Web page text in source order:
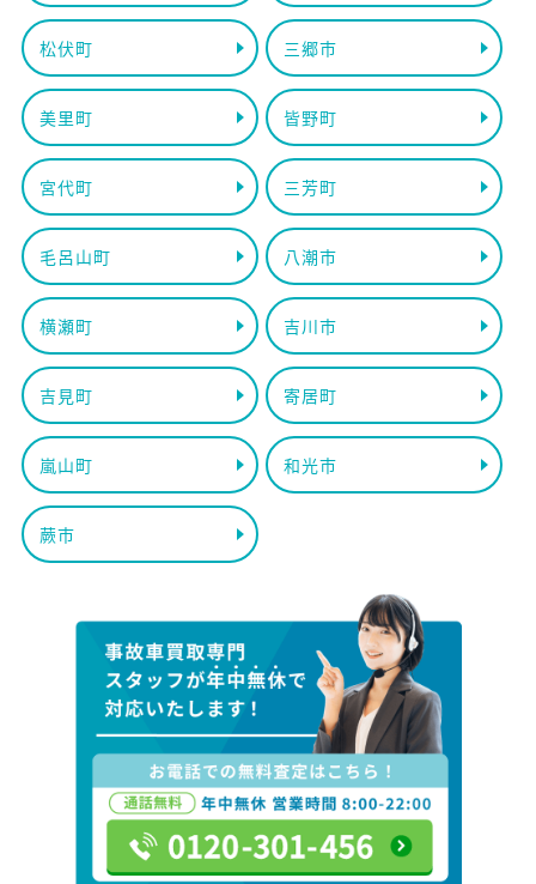
松伏町 三郷市
美里町 皆野町
宮代町 三芳町
毛呂山町 八潮市
横瀬町 吉川市
吉見町 寄居町
嵐山町 和光市
蕨市